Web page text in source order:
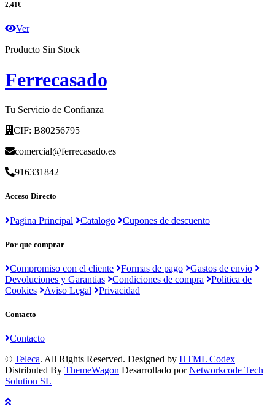
2,41€
Ver
Producto Sin Stock
Ferrecasado
Tu Servicio de Confianza
CIF: B80256795
comercial@ferrecasado.es
916331842
Acceso Directo
Pagina Principal Catalogo Cupones de descuento
Por que comprar
Compromiso con el cliente Formas de pago
Gastos de envio
Devoluciones y Garantias
Condiciones de compra
Politica de
Cookies
Aviso Legal Privacidad
Contacto
Contacto
© Teleca. All Rights Reserved. Designed by HTML Codex
Distributed By ThemeWagon Desarrollado porNetworkcode Tech
Solution SL